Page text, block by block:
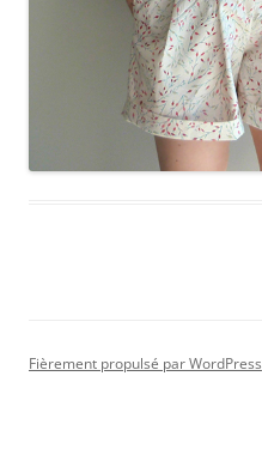
Fièrement propulsé par WordPress